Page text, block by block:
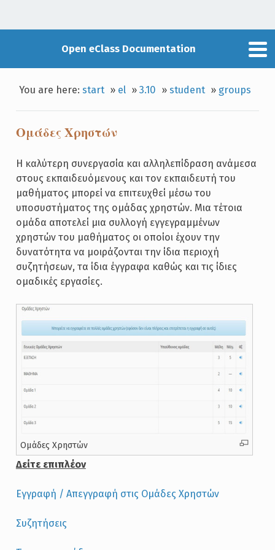
Open eClass Documentation
You are here:start » el »3.10 »student » groups
Ομάδες Χρηστών
Η καλύτερη συνεργασία και αλληλεπίδραση ανάμεσα
στους εκπαιδευόμενους και τον εκπαιδευτή του
μαθήματος μπορεί να επιτευχθεί μέσω του
υποσυστήματος της ομάδας χρηστών. Μια τέτοια
ομάδα αποτελεί μια συλλογή εγγεγραμμένων
χρηστών του μαθήματος οι οποίοι έχουν την
δυνατότητα να μοιράζονται την ίδια περιοχή
συζητήσεων, τα ίδια έγγραφα καθώς και τις ίδιες
ομαδικές εργασίες.
Ομάδες Χρηστών
Δείτε επιπλέον
Εγγραφή / Απεγγραφή στις Ομάδες Χρηστών
Συζητήσεις